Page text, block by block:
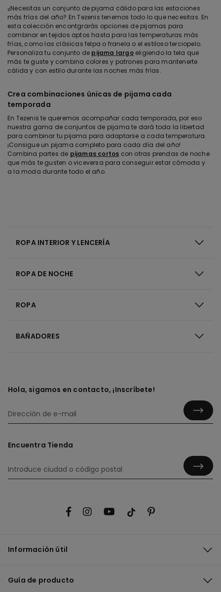
¿Necesitas un conjunto de pijama cálidopara las estaciones
más frías del año? EnTezenis tenemos todo lo que necesitas. En
esta colección encontgrarás opciones de pijamas para
combinar en tejidos aptos hasta para lastemperaturas más
frías, como las clásicas felpa o franela o el estilosoterciopelo.
Personaliza tu conjunto de pijama largo eligiendola tela que
más te guste y combina colores y patrones para mantenerte
cálida y con estilo durante las noches más frías.
Crea combinaciones únicas de pijama cada
temporada
En Tezenis te queremos acompañar cada temporada, por eso
nuestra gama de conjuntos de pijama te dará toda la libertad
para combinar tu pijama para adaptarse a cada temperatura.
¡Consigueun pijama completo para cada día del año!
Combina partes de pijamas cortos con otras prendas de noche
que más te gusten oviceversa para conseguir estar cómoda y
a la moda durante todo el año.
ROPA INTERIOR Y LENCERÍA
ROPA DE NOCHE
ROPA
BAÑADORES
Hola, sigamos en contacto, ¡Inscríbete!
Encuentra Tienda
Información útil
Guía de producto